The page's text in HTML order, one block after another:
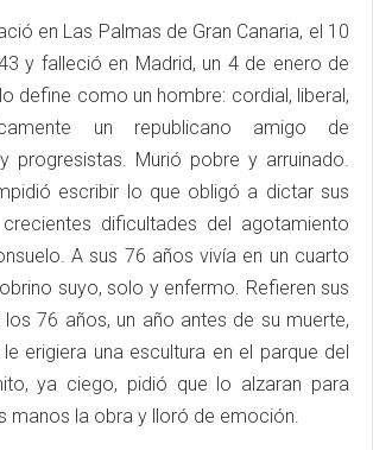
en Las Palmas de Gran Canaria, el 10
y falleció en Madrid, un 4 de enero de
define como un hombre: cordial, liberal,
un republicano amigo de
progresistas. Murió pobre y arruinado.
escribir lo que obligó a dictar sus
dificultades del agotamiento
A sus 76 años vivía en un cuarto
suyo, solo y enfermo. Refieren sus
76 años, un año antes de su muerte,
erigiera una escultura en el parque del
ya ciego, pidió que lo alzaran para
manos la obra y lloró de emoción.